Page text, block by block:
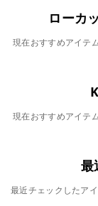
ローカ
現在おすすめアイテ
現在おすすめアイテ
最
最近チェックしたア